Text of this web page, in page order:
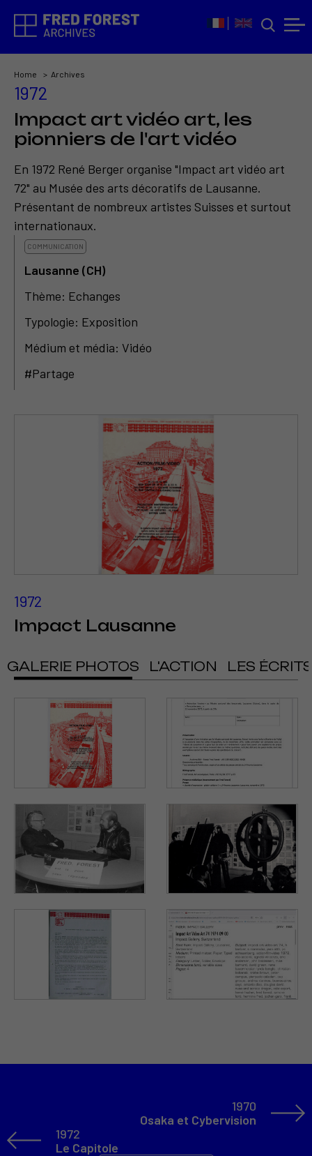
Home Archives
1972
Impact art vidéo art, les
pionniers de l'art vidéo
En 1972 René Berger organise "Impact art vidéo art
72" au Musée des arts décoratifs de Lausanne.
Présentant de nombreux artistes Suisses et surtout
internationaux.
COMMUNICATION
Lausanne (CH)
Thème: Echanges
Typologie: Exposition
Médium et média: Vidéo
#Partage
1972
Impact Lausanne
GALERIE PHOTOS L'ACTION LES ÉCRITS
1972
Le Capitole
1970
Osaka et Cybervision